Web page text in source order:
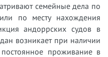
семейные дела по
или по месту нахождения
андоррских судов в
возникает при наличии
проживание в